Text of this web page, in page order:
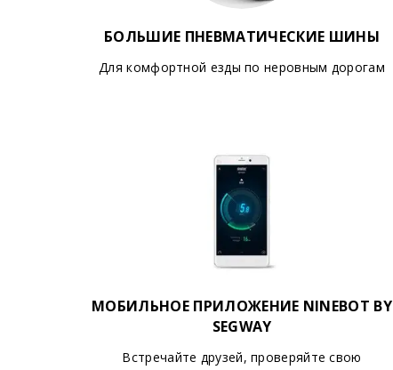
БОЛЬШИЕ ПНЕВМАТИЧЕСКИЕ ШИНЫ
Для комфортной езды по неровным дорогам
МОБИЛЬНОЕ ПРИЛОЖЕНИЕ NINEBOT BY
SEGWAY
Встречайте друзей, проверяйте свою